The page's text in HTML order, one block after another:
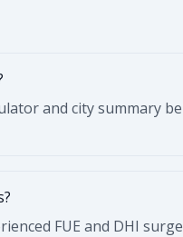
and city summary
FUE and DHI